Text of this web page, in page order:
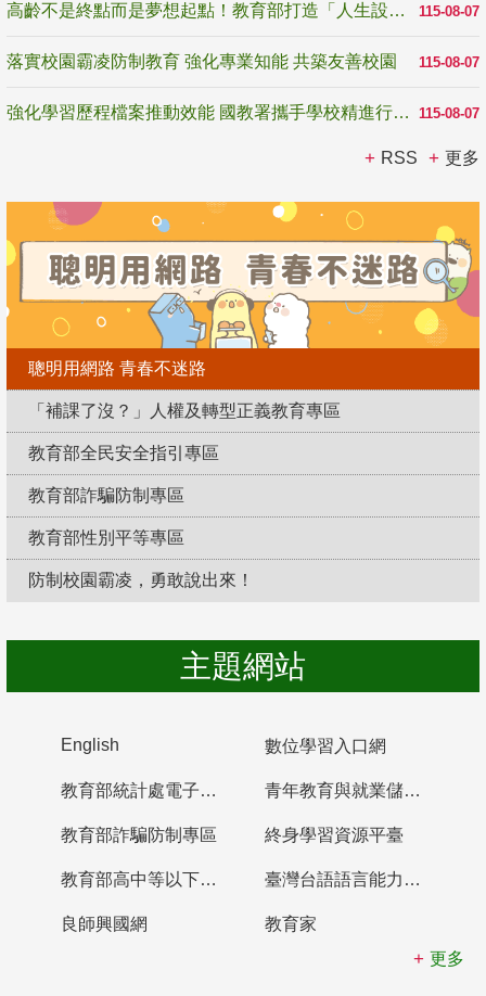
115-08-07
高齡不是終點而是夢想起點！教育部打造「人生設計夢工場」 參展第3屆高齡健康產業博覽會
115-08-07
落實校園霸凌防制教育 強化專業知能 共築友善校園
115-08-07
強化學習歷程檔案推動效能 國教署攜手學校精進行政與教學支持
RSS 更多
聰明用網路 青春不迷路
「補課了沒？」人權及轉型正義教育專區
教育部全民安全指引專區
教育部詐騙防制專區
教育部性別平等專區
防制校園霸凌，勇敢說出來！
主題網站
English 數位學習入口網
教育部統計處電子書櫃 青年教育與就業儲蓄帳戶
教育部詐騙防制專區 終身學習資源平臺
教育部高中等以下學校及幼兒園教師資格檢定考試 臺灣台語語言能力認證網站
良師興國網
教育家
更多